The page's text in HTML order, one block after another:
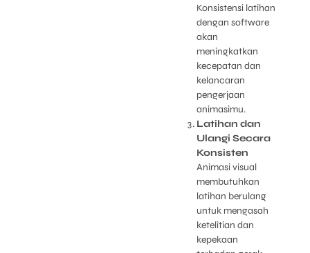
Konsistensi latihan
dengan software
akan
meningkatkan
kecepatan dan
kelancaran
pengerjaan
animasimu.
Latihan dan
Ulangi Secara
Konsisten
Animasi visual
membutuhkan
latihan berulang
untuk mengasah
ketelitian dan
kepekaan